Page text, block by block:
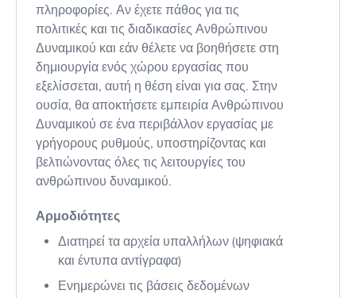
πληροφορίες. Αν έχετε πάθος για τις
πολιτικές και τις διαδικασίες Ανθρώπινου
Δυναμικού και εάν θέλετε να βοηθήσετε στη
δημιουργία ενός χώρου εργασίας που
εξελίσσεται, αυτή η θέση είναι για σας. Στην
ουσία, θα αποκτήσετε εμπειρία Ανθρώπινου
Δυναμικού σε ένα περιβάλλον εργασίας με
γρήγορους ρυθμούς, υποστηρίζοντας και
βελτιώνοντας όλες τις λειτουργίες του
ανθρώπινου δυναμικού.
Αρμοδιότητες
Διατηρεί τα αρχεία υπαλλήλων (ψηφιακά
και έντυπα αντίγραφα)
Ενημερώνει τις βάσεις δεδομένων